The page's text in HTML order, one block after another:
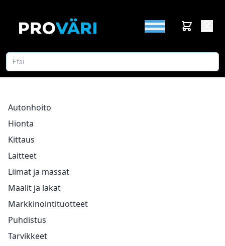
Autonhoito
Hionta
Kittaus
Laitteet
Liimat ja massat
Maalit ja lakat
Markkinointituotteet
Puhdistus
Tarvikkeet